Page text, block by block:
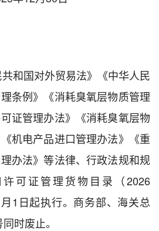
国对外贸易法》《中华人民
条例》《消耗臭氧层物质管理
证管理办法》《消耗臭氧层物
机电产品进口管理办法》《重
办法》等法律、行政法规和规
可证管理货物目录
（2026
1日起执行。商务部、海关总
同时废止。